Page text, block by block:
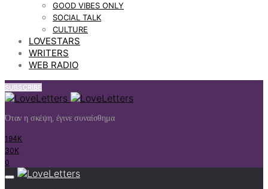
GOOD VIBES ONLY
SOCIAL TALK
CULTURE
LOVESTARS
WRITERS
WEB RADIO
SUBSCRIBE
Όταν η σκέψη, έγινε συναίσθημα
194K
30K
0